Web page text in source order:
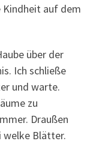
Kindheit auf dem
über der
Ich schließe
und warte.
zu
Draußen
welke Blätter.